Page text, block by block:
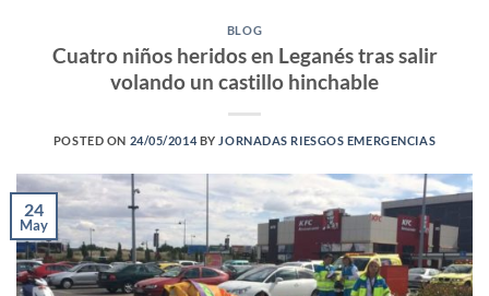
BLOG
Cuatro niños heridos en Leganés tras salir
volando un castillo hinchable
POSTED ON 24/05/2014 BY JORNADAS RIESGOS EMERGENCIAS
24
May